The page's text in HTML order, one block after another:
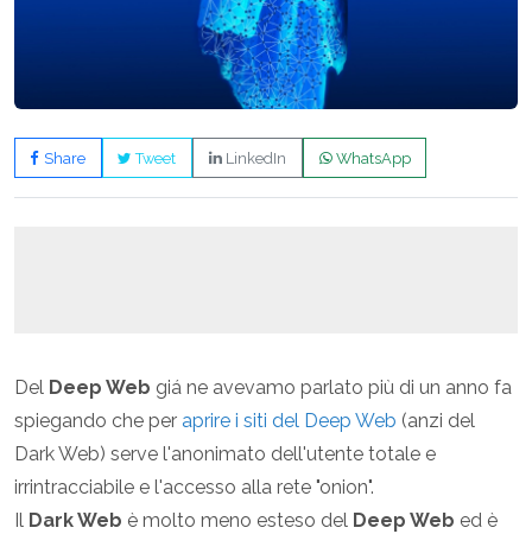
Share Tweet LinkedIn WhatsApp
Del Deep Web giá ne avevamo parlato più di un anno fa
spiegando che per aprire i siti del Deep Web (anzi del
Dark Web) serve l'anonimato dell'utente totale e
irrintracciabile e l'accesso alla rete "onion".
Il Dark Web è molto meno esteso del Deep Web ed è